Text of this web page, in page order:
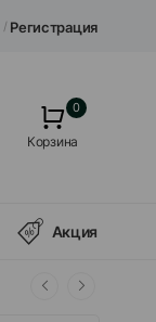
/ Регистрация
0
Корзина
Акция